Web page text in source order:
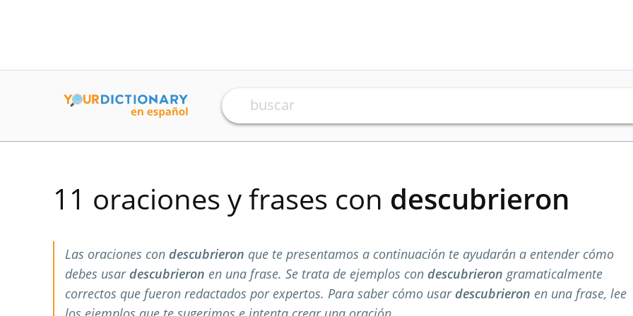
11 oraciones y frases con descubrieron
Las oraciones con descubrieron que te presentamos a continuación te ayudarán a entender cómo
debes usardescubrieron en una frase. Se trata de ejemplos con descubrieron gramaticalmente
correctos que fueron redactados por expertos. Para saber cómo usardescubrieron en una frase, lee